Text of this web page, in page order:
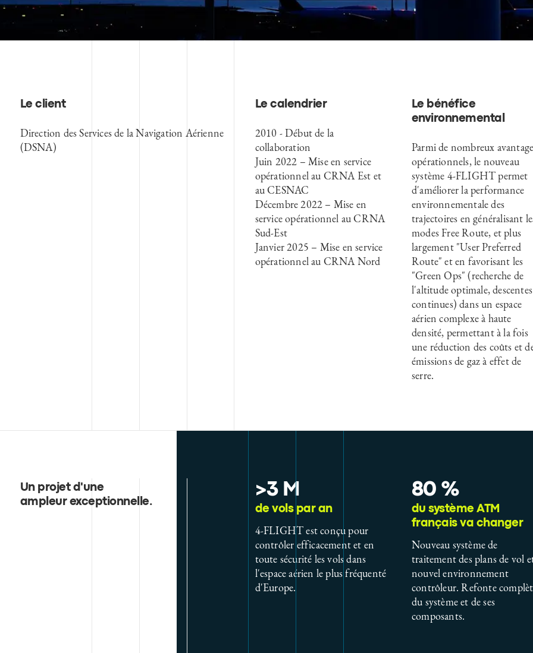
Le client
Direction des Services de la Navigation Aérienne
(DSNA)
Le calendrier
2010 - Début de la
collaboration
Juin 2022 – Mise en service
opérationnel au CRNA Est et
au CESNAC
Décembre 2022 – Mise en
service opérationnel au CRNA
Sud-Est
Janvier 2025 – Mise en service
opérationnel au CRNA Nord
Le bénéfice
environnemental
Parmi de nombreux
opérationnels, le nouveau
système 4-FLIGHT permet
d'améliorer la performance
environnementale des
trajectoires en généralisant
modes Free Route, et plus
largement "User Preferred
Route" et en favorisant les
"Green Ops" (recherche de
l'altitude optimale, descentes
continues) dans un espace
aérien complexe à haute
densité, permettant à la fois
une réduction des coûts et
émissions de gaz à effet de
serre.
Un projet d'une
ampleur exceptionnelle.
>3 M
de vols par an
4-FLIGHT est conçu pour
contrôler efficacement et en
toute sécurité les vols dans
l'espace aérien le plus fréquenté
d'Europe.
80 %
du système ATM
français va changer
Nouveau système de
traitement des plans de vol
nouvel environnement
contrôleur. Refonte
du système et de ses
composants.